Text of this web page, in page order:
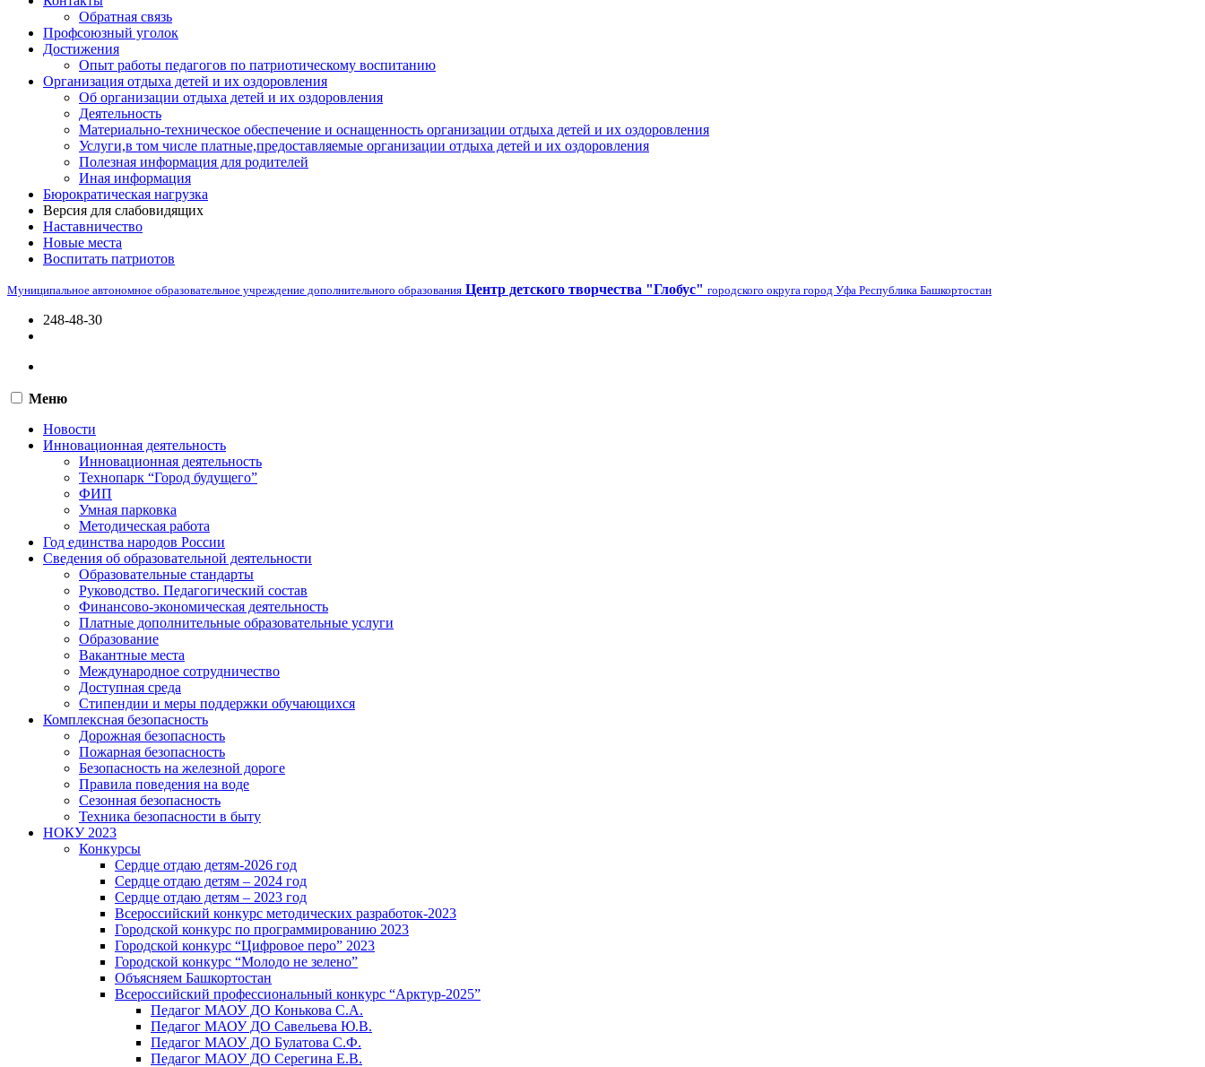
Обратная связь
Профсоюзный уголок
Достижения
Опыт работы педагогов по патриотическому воспитанию
Организация отдыха детей и их оздоровления
Об организации отдыха детей и их оздоровления
Деятельность
Материально-техническое обеспечение и оснащенность организации отдыха детей и их оздоровления
Услуги,в том числе платные,предоставляемые организации отдыха детей и их оздоровления
Полезная информация для родителей
Иная информация
Бюрократическая нагрузка
Версия для слабовидящих
Наставничество
Новые места
Воспитать патриотов
Муниципальное автономное образовательное учреждение дополнительного образования Центр детского творчества "Глобус" городского округа город Уфа Республика Башкортостан
248-48-30
Меню
Новости
Инновационная деятельность
Инновационная деятельность
Технопарк “Город будущего”
ФИП
Умная парковка
Методическая работа
Год единства народов России
Сведения об образовательной деятельности
Образовательные стандарты
Руководство. Педагогический состав
Финансово-экономическая деятельность
Платные дополнительные образовательные услуги
Образование
Вакантные места
Международное сотрудничество
Доступная среда
Стипендии и меры поддержки обучающихся
Комплексная безопасность
Дорожная безопасность
Пожарная безопасность
Безопасность на железной дороге
Правила поведения на воде
Сезонная безопасность
Техника безопасности в быту
НОКУ 2023
Конкурсы
Сердце отдаю детям-2026 год
Сердце отдаю детям – 2024 год
Сердце отдаю детям – 2023 год
Всероссийский конкурс методических разработок-2023
Городской конкурс по программированию 2023
Городской конкурс “Цифровое перо” 2023
Городской конкурс “Молодо не зелено”
Объясняем Башкортостан
Всероссийский профессиональный конкурс “Арктур-2025”
Педагог МАОУ ДО Конькова С.А.
Педагог МАОУ ДО Савельева Ю.В.
Педагог МАОУ ДО Булатова С.Ф.
Педагог МАОУ ДО Серегина Е.В.